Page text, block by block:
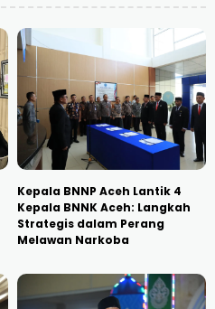
Kepala BNNP Aceh Lantik 4
Kepala BNNK Aceh: Langkah
Strategis dalam Perang
Melawan Narkoba